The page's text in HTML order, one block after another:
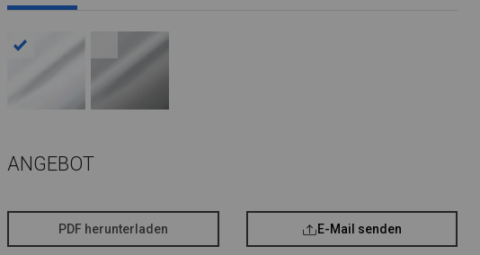
ANGEBOT
PDF herunterladen E-Mail senden